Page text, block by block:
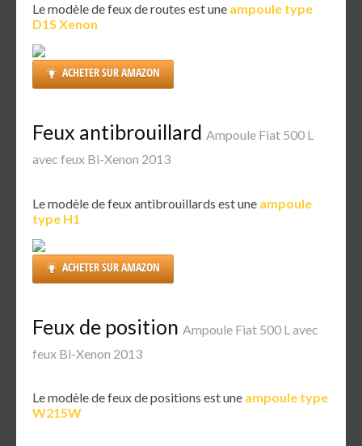
Le modèle de feux de routes est une ampoule type
D1S Xenon
ACHETER SUR AMAZON
Feux antibrouillard Ampoule Fiat 500 L
avec feux Bi-Xenon 2013
Le modèle de feux antibrouillards est une ampoule
type H1
ACHETER SUR AMAZON
Feux de position Ampoule Fiat 500 L avec
feux Bi-Xenon 2013
Le modèle de feux de positions est une ampoule type
W215W